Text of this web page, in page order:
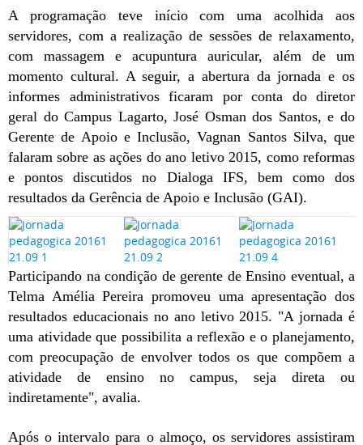
A programação teve início com uma acolhida aos
servidores, com a realização de sessões de relaxamento,
com massagem e acupuntura auricular, além de um
momento cultural. A seguir, a abertura da jornada e os
informes administrativos ficaram por conta do diretor
geral do Campus Lagarto, José Osman dos Santos, e do
Gerente de Apoio e Inclusão, Vagnan Santos Silva, que
falaram sobre as ações do ano letivo 2015, como reformas
e pontos discutidos no Dialoga IFS, bem como dos
resultados da Gerência de Apoio e Inclusão (GAI).
Participando na condição de gerente de Ensino eventual, a
Telma Amélia Pereira promoveu uma apresentação dos
resultados educacionais no ano letivo 2015. "A jornada é
uma atividade que possibilita a reflexão e o planejamento,
com preocupação de envolver todos os que compõem a
atividade de ensino no campus, seja direta ou
indiretamente", avalia.
Após o intervalo para o almoço, os servidores assistiram